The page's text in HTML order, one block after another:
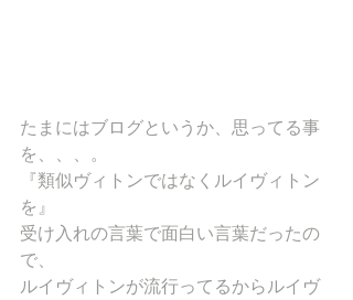
たまにはブログというか、思ってる事
を、、、。
『類似ヴィトンではなくルイヴィトン
を』
受け入れの言葉で面白い言葉だったの
で、
ルイヴィトンが流行ってるからルイヴ